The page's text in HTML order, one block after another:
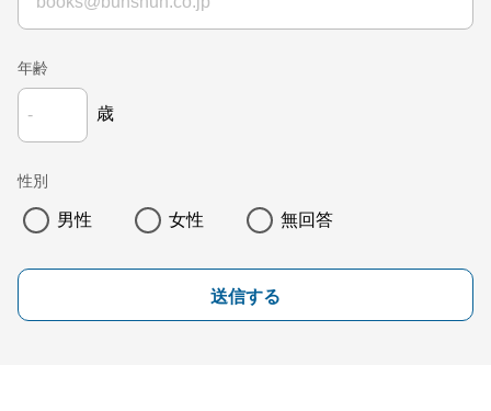
年齢
歳
性別
男性 女性 無回答
送信する